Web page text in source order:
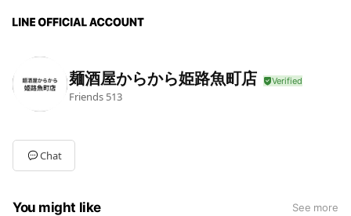
麺酒屋からから姫路魚町店
Friends 513
Chat
You might like See more